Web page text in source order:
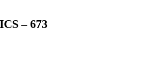
– 673